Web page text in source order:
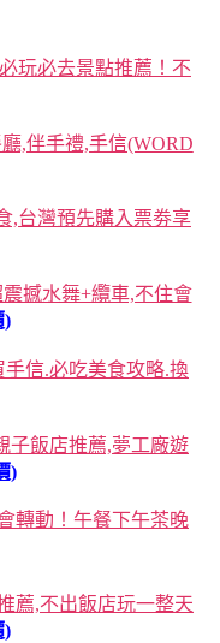
玩必去景點推薦！不
,伴手禮,手信(WORD
,台灣預先購入票劵享
撼水舞+纜車,不住會
)
手信.必吃美食攻略.換
子飯店推薦,夢工廠遊
)
轉動！午餐下午茶晚
薦,不出飯店玩一整天
)